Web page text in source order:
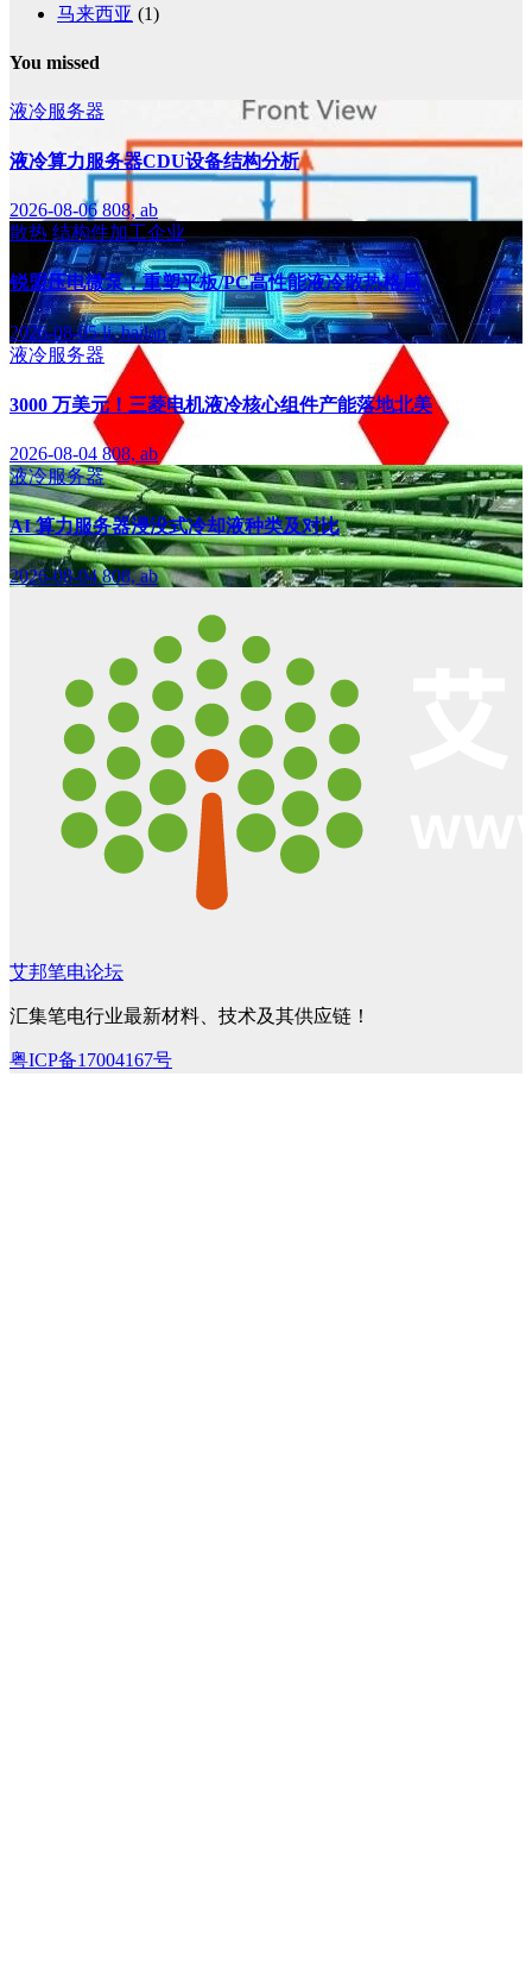
马来西亚 (1)
You missed
液冷服务器
液冷算力服务器CDU设备结构分析
2026-08-06808, ab
散热 结构件加工企业
锐盟压电微泵，重塑平板/PC高性能液冷散热格局
2026-08-05li, hailan
液冷服务器
3000 万美元！三菱电机液冷核心组件产能落地北美
2026-08-04 808, ab
液冷服务器
AI 算力服务器浸没式冷却液种类及对比
2026-08-04808, ab
艾邦笔电论坛
汇集笔电行业最新材料、技术及其供应链！
粤ICP备17004167号